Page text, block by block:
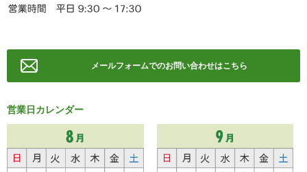
メールフォームでのお問い合わせはこちら
営業日カレンダー